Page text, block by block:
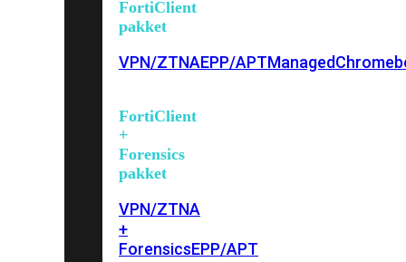
FortiClient
pakket
VPN/ZTNAEPP/APTManaged
FortiClient
+
Forensics
pakket
VPN/ZTNA
+
ForensicsEPP/APT